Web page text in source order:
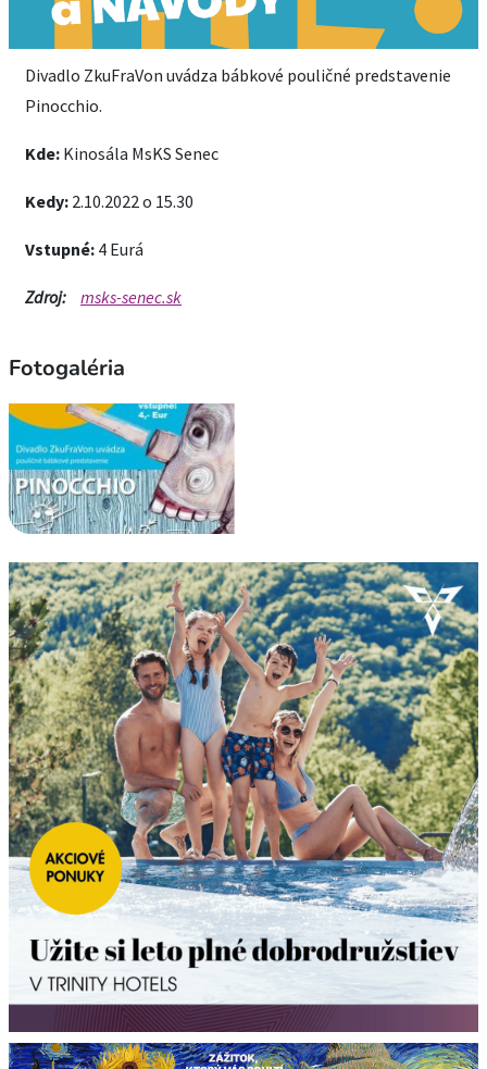
Divadlo ZkuFraVon uvádza bábkové pouličné predstavenie
Pinocchio.
Kde: Kinosála MsKS Senec
Kedy: 2.10.2022 o 15.30
Vstupné: 4 Eurá
Zdroj: msks-senec.sk
Fotogaléria